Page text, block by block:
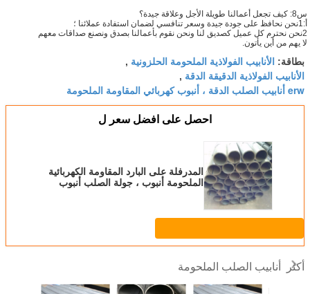
س8: كيف تجعل أعمالنا طويلة الأجل وعلاقة جيدة؟
أ:1نحن نحافظ على جودة جيدة وسعر تنافسي لضمان استفادة عملائنا ؛
2نحن نحترم كل عميل كصديق لنا ونحن نقوم بأعمالنا بصدق ونصنع صداقات معهم
لا يهم من أين يأتون.
بطاقة: الأنابيب الفولاذية الملحومة الحلزونية ,
الأنابيب الفولاذية الدقيقة الدقة ,
erw أنابيب الصلب الدقة ، أنبوب كهربائي المقاومة الملحومة
احصل على افضل سعر ل
المدرفلة على البارد المقاومة الكهربائية
الملحومة أنبوب ، جولة الصلب أنبوب
أكثر أنابيب الصلب الملحومة